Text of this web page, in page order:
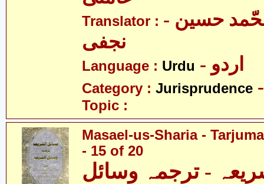
Translator : - آیت اللہ محّمد حسین
نجفی
Language : Urdu - اردو
Category : Jurisprudence
Topic :
Masael-us-Sharia -
- 15 of 20
- ترجمہ وسائل